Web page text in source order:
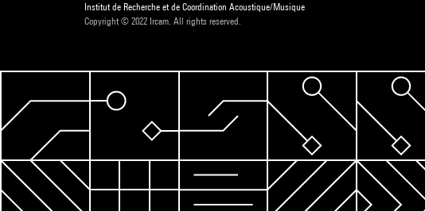
Institut de Recherche et de Coordination Acoustique/Musique
Copyright © 2022 Ircam. All rights reserved.